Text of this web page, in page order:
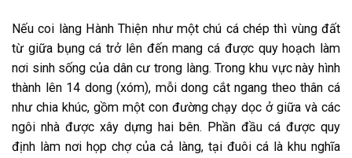
Nếu coi làng Hành Thiện như một chú cá chép thì vùng đất
từ giữa bụng cá trở lên đến mang cá được quy hoạch làm
nơi sinh sống của dân cư trong làng. Trong khu vực này hình
thành lên 14 dong (xóm), mỗi dong cắt ngang theo thân cá
như chia khúc, gồm một con đường chạy dọc ở giữa và các
ngôi nhà được xây dựng hai bên. Phần đầu cá được quy
định làm nơi họp chợ của cả làng, tại đuôi cá là khu nghĩa